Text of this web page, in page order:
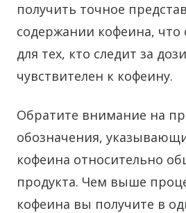
получить точное
содержании кофеина, что
для тех, кто следит за
чувствителен к кофеину.
Обратите внимание на
обозначения,
кофеина относительно
продукта. Чем выше
кофеина вы получите в